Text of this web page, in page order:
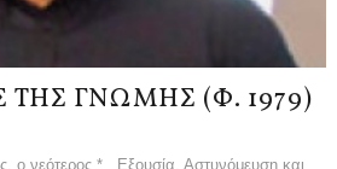
ΓΝΩΜΗΣ (Φ. 1979)
νεότερος * Εξουσία, Αστυνόμευση και